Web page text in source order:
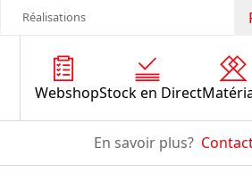
Réalisations
WebshopStock en Direct
En savoir plus?